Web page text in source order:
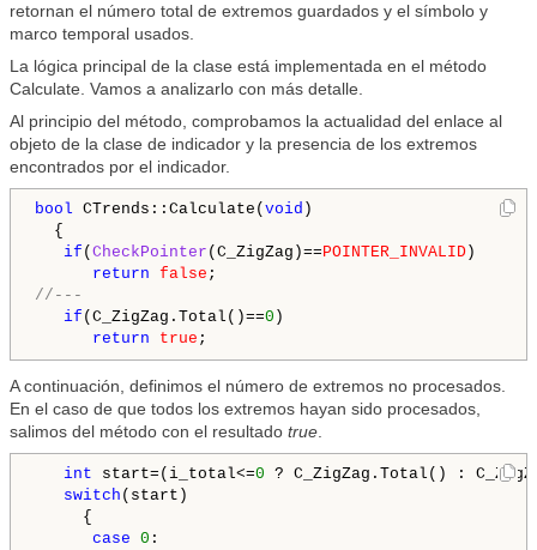
retornan el número total de extremos guardados y el símbolo y
marco temporal usados.
La lógica principal de la clase está implementada en el método
Calculate. Vamos a analizarlo con más detalle.
Al principio del método, comprobamos la actualidad del enlace al
objeto de la clase de indicador y la presencia de los extremos
encontrados por el indicador.
bool CTrends::Calculate( void )
{
if ( CheckPointer (C_ZigZag)==POINTER_INVALID )
return false
//---
if (C_ZigZag.Total()==0 )
return
true
A continuación, definimos el número de extremos no procesados.
En el caso de que todos los extremos hayan sido procesados,
salimos del método con el resultado true.
int start=(i_total<=0 ? C_ZigZag.Total() :
switch (start)
{
case 0 :